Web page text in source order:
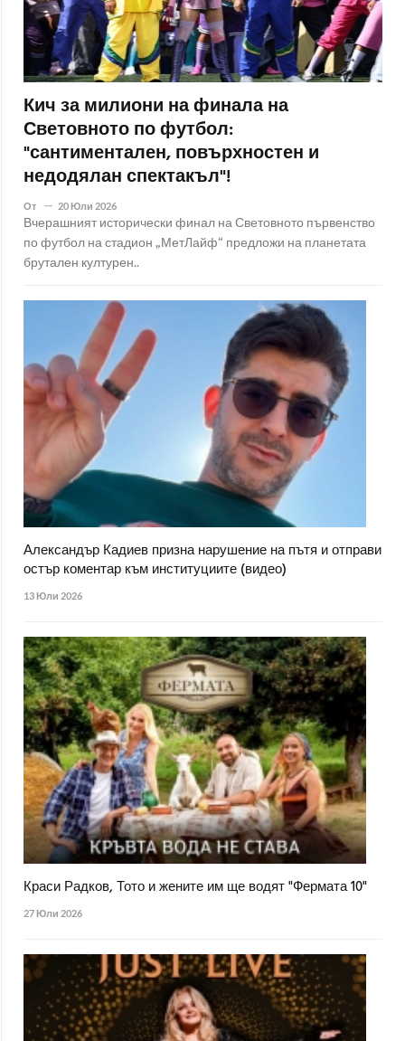
Кич за милиони на финала на
Световното по футбол:
"сантиментален, повърхностен и
недодялан спектакъл"!
От 20 Юли 2026
Вчерашният исторически финал на Световното първенство
по футбол на стадион „МетЛайф“ предложи на планетата
брутален културен..
Александър Кадиев призна нарушение на пътя и отправи
остър коментар към институциите (видео)
13 Юли 2026
Краси Радков, Тото и жените им ще водят "Фермата 10"
27 Юли 2026